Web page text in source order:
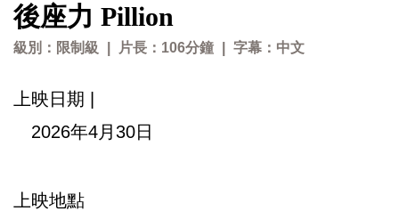
後座力 Pillion
級別：限制級 片長：106分鐘 字幕：中文
上映日期 |
2026年4月30日
上映地點